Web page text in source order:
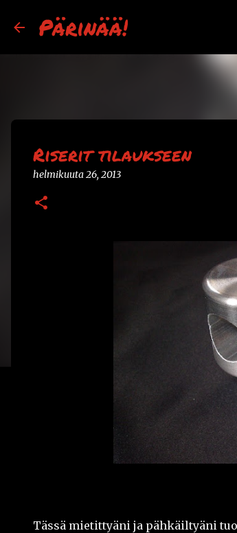
Pärinää!
Riserit tilaukseen
helmikuuta 26, 2013
Tässä mietittyäni ja pähkäiltyäni